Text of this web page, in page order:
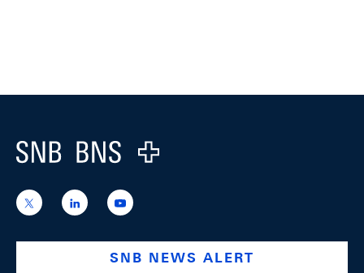
Footer
Logo
https://x.com/snb_bns
https://ch.linkedin.com/company/swiss-
national-
https://www.youtube.com/
SNB NEWS ALERT